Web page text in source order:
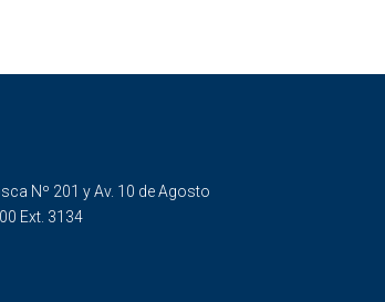
Nº 201 y Av. 10 de Agosto
Ext. 3134